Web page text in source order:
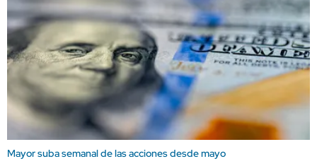
Mayor suba semanal de las acciones desde mayo